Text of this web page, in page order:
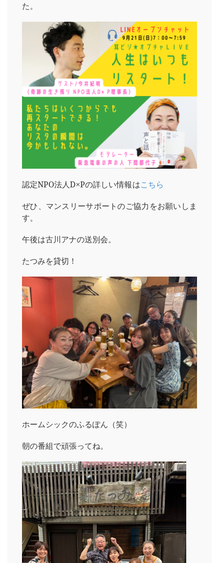
た。
認定NPO法人D×Pの詳しい情報はこちら
ぜひ、マンスリーサポートのご協力をお願いしま
す。
午後は古川アナの送別会。
たつみを貸切！
ホームシックのふるぽん（笑）
朝の番組で頑張ってね。